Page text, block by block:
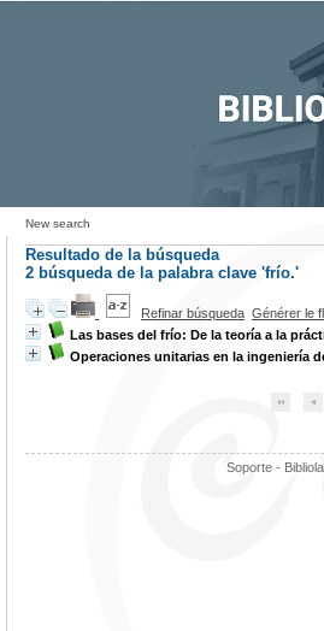
New search
Resultado de la búsqueda
2 búsqueda de la palabra clave 'frío.'
Refinar búsqueda Générer le
Las bases del frío: De la teoría a la
Operaciones unitarias en la ingeniería
Soporte -